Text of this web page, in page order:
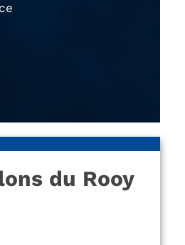
du Rooy